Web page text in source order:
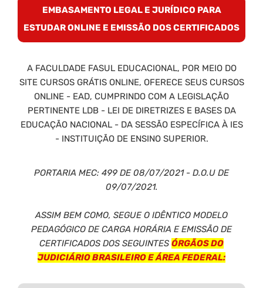
EMBASAMENTO LEGAL E JURÍDICO PARA
ESTUDAR ONLINE E EMISSÃO DOS CERTIFICADOS
A FACULDADE FASUL EDUCACIONAL, POR MEIO DO
SITE CURSOS GRÁTIS ONLINE, OFERECE SEUS CURSOS
ONLINE - EAD, CUMPRINDO COM A LEGISLAÇÃO
PERTINENTE LDB - LEI DE DIRETRIZES E BASES DA
EDUCAÇÃO NACIONAL - DA SESSÃO ESPECÍFICA À IES
- INSTITUIÇÃO DE ENSINO SUPERIOR.
PORTARIA MEC: 499 DE 08/07/2021 - D.O.U DE
09/07/2021.
ASSIM BEM COMO, SEGUE O IDÊNTICO MODELO
PEDAGÓGICO DE CARGA HORÁRIA E EMISSÃO DE
CERTIFICADOS DOS SEGUINTES ÓRGÃOS DO
JUDICIÁRIO BRASILEIRO E ÁREA FEDERAL: